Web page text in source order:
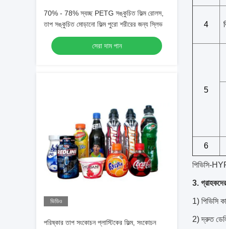
70% - 78% স্বচ্ছ PETG সঙ্কুচিত ফিল্ম রোলস,
তাপ সঙ্কুচিত মোড়ানো ফিল্ম পুরো শরীরের জন্য স্লিভ
সেরা দাম পান
ভিডিও
পরিষ্কার তাপ সংকোচন প্লাস্টিকের ফিল্ম, সংকোচন
4
5
6
পিভিসি-
3.
1) পিভিসি
2) দ্রুত